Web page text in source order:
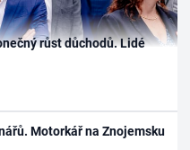
růst důchodů. Lidé
Motorkář na Znojemsku